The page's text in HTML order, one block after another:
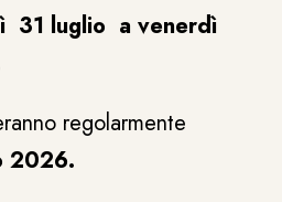
31 luglio a venerdì
regolarmente
2026.